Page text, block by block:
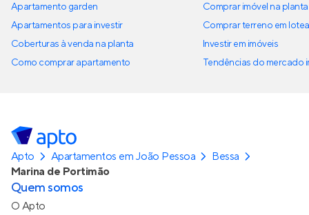
Apartamento garden
Apartamentos para investir
Coberturas à venda na planta
Como comprar apartamento
Comprar imóvel na planta
Comprar terreno em
Investir em imóveis
Tendências do mercado
Apto Apartamentos em João Pessoa
Bessa
Marina de Portimão
Quem somos
O Apto